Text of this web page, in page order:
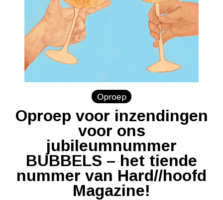
Oproep
Oproep voor inzendingen
voor ons
jubileumnummer
BUBBELS – het tiende
nummer van Hard//hoofd
Magazine!